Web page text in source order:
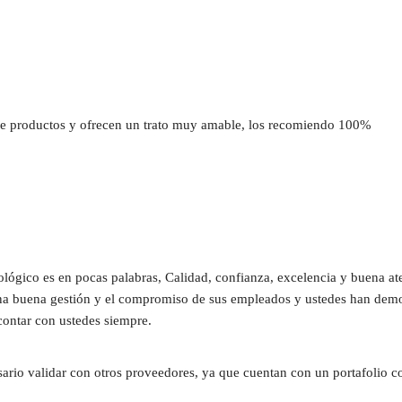
productos y ofrecen un trato muy amable, los recomiendo 100%
es en pocas palabras, Calidad, confianza, excelencia y buena
buena gestión y el compromiso de sus empleados y ustedes han
con ustedes siempre.
validar con otros proveedores, ya que cuentan con un portafolio